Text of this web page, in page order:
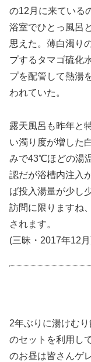
の12月に来ている
浴室でひとっ風呂
思えた。薄白濁り
プするタマゴ硫化
プを配管して熱湯
われていた。
露天風呂も昨年と
い濁り度が増した
みで43℃ほどの湯
認だが浴槽内注入
ば投入湯量が少し
訪問に限りますね
されます。
(三昧・2017年12
2年ぶりに湯けむ
のセットを利用し
のお昼は皆さんゲ